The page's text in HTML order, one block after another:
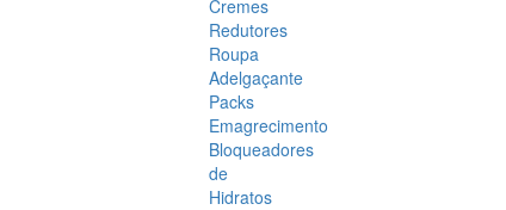
Cremes
Redutores
Roupa
Adelgaçante
Packs
Emagrecimento
Bloqueadores
de
Hidratos